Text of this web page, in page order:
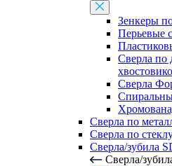
Зенкеры
Перьевые
Сверла по
Сверла
Сверла по
Сверла по
Сверла/зубила
Сверла/